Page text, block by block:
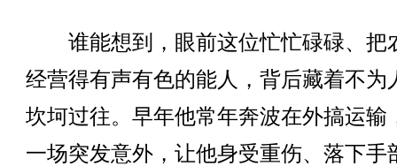
谁能想到，眼前这位忙忙碌碌、把
经营得有声有色的能人，背后藏着不为
坎坷过往。早年他常年奔波在外搞运输
一场突发意外，让他身受重伤、落下手